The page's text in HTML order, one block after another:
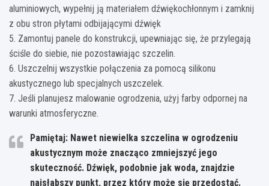
aluminiowych, wypełnij ją materiałem dźwiękochłonnym i zamknij
z obu stron płytami odbijającymi dźwięk
5. Zamontuj panele do konstrukcji, upewniając się, że przylegają
ściśle do siebie, nie pozostawiając szczelin.
6. Uszczelnij wszystkie połączenia za pomocą silikonu
akustycznego lub specjalnych uszczelek.
7. Jeśli planujesz malowanie ogrodzenia, użyj farby odpornej na
warunki atmosferyczne.
Pamiętaj: Nawet niewielka szczelina w ogrodzeniu
akustycznym może znacząco zmniejszyć jego
skuteczność. Dźwięk, podobnie jak woda, znajdzie
najsłabszy punkt, przez który może się przedostać.